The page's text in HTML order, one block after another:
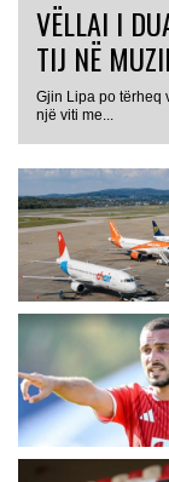
VËLLAI I
TIJ NË
Gjin Lipa po tërheq
një viti me...
GJERMANI
ZVICËR